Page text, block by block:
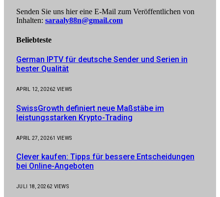
Senden Sie uns hier eine E-Mail zum Veröffentlichen von
Inhalten: saraaly88n@gmail.com
Beliebteste
German IPTV für deutsche Sender und Serien in
bester Qualität
APRIL 12, 20262 VIEWS
SwissGrowth definiert neue Maßstäbe im
leistungsstarken Krypto-Trading
APRIL 27, 20261 VIEWS
Clever kaufen: Tipps für bessere Entscheidungen
bei Online-Angeboten
JULI 18, 20262 VIEWS